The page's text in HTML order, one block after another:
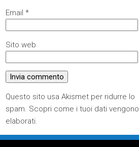
Email*
Sito web
Questo sito usa Akismet per ridurre lo
spam. Scopri come i tuoi dati vengono
elaborati.